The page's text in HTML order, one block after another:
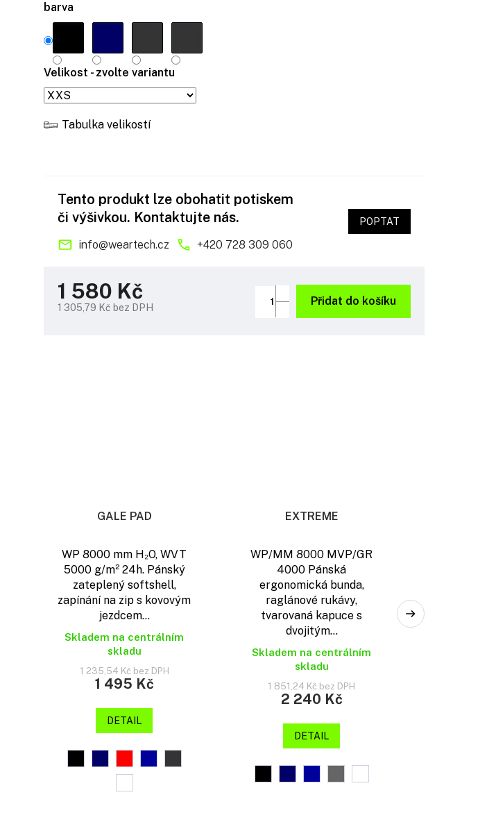
barva
Velikost - zvolte variantu
Tabulka velikostí
1 580 Kč
1 305,79 Kč bez DPH
Přidat do košíku
Tento produkt lze obohatit potiskem
či výšivkou. Kontaktujte nás.
info@weartech.cz +420 728 309 060
POPTAT
GALE PAD
WP 8000 mm H₂O, WVT
5000 g/m² 24h. Pánský
zateplený softshell,
zapínání na zip s kovovým
jezdcem...
Skladem na centrálním
skladu
1 235,54 Kč bez DPH
1 495 Kč
DETAIL
EXTREME
WP/MM 8000 MVP/GR
4000 Pánská
ergonomická bunda,
raglánové rukávy,
tvarovaná kapuce s
dvojitým...
Skladem na centrálním
skladu
1 851,24 Kč bez DPH
2 240 Kč
DETAIL